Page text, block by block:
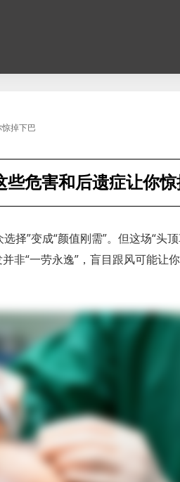
掉下巴
些危害和后遗症让你
择”变成“颜值刚需”。但这场“头
“一劳永逸”，盲目跟风可能让